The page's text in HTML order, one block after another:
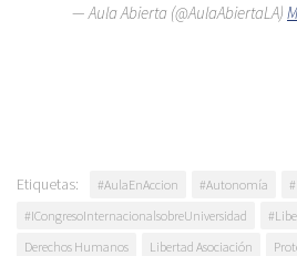
— Aula Abierta (@AulaAbiertaLA)
Etiquetas: #AulaEnAccion #Autonomía
#ICongresoInternacionalsobreUniversidad
Derechos Humanos
Libertad Asociación